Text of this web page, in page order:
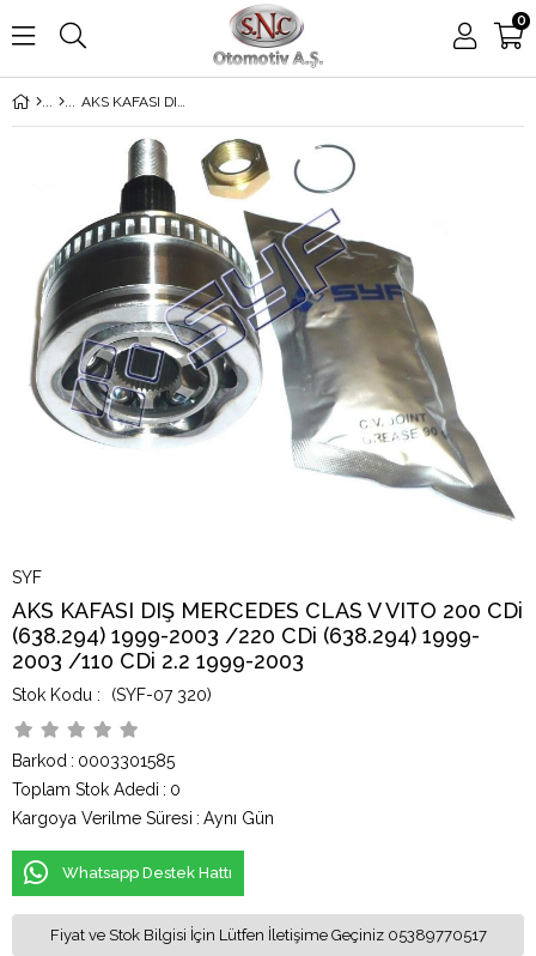
0
AKS KAFASI DIŞ MERCEDES CLAS V VITO 200 CDi (638.294) 1999-2003 /220 CDi (638.294) 1999-2003 /110 CDi 2.2 1999-2003
SYF
AKS KAFASI DIŞ MERCEDES CLAS V VITO 200 CDi
(638.294) 1999-2003 /220 CDi (638.294) 1999-
2003 /110 CDi 2.2 1999-2003
(SYF-07 320)
Barkod : 0003301585
Toplam Stok Adedi : 0
Kargoya Verilme Süresi : Aynı Gün
Whatsapp Destek Hattı
Fiyat ve Stok Bilgisi İçin Lütfen İletişime Geçiniz 05389770517